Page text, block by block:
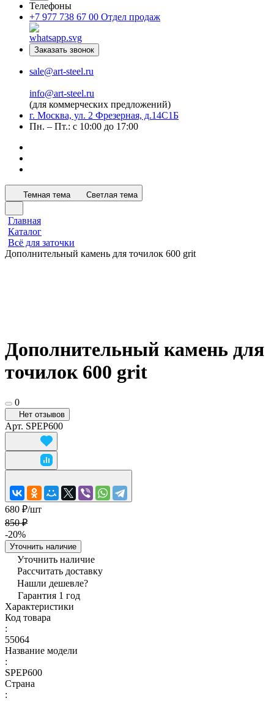
Телефоны
+7 977 738 67 00 Отдел продаж
Заказать звонок
sale@art-steel.ru
info@art-steel.ru
(для коммерческих предложений)
г. Москва, ул. 2 Фрезерная, д.14С1Б
Пн. – Пт.: с 10:00 до 17:00
Темная тема Светлая тема
Главная
Каталог
Всё для заточки
Дополнительный камень для точилок 600 grit
Дополнительный камень для
точилок 600 grit
0
Нет отзывов
Арт. SPEP600
680 ₽/шт
850 ₽
-20%
Уточнить наличие
Уточнить наличие
Рассчитать доставку
Нашли дешевле?
Гарантия 1 год
Характеристики
Код товара
:
55064
Название модели
:
SPEP600
Страна
: